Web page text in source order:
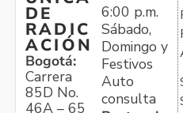
DE
RADIC
ACIÓN
Bogotá:
Carrera
85D No.
46A – 65
6:00 p.m.
Sábado,
Domingo y
Festivos
Auto
consulta